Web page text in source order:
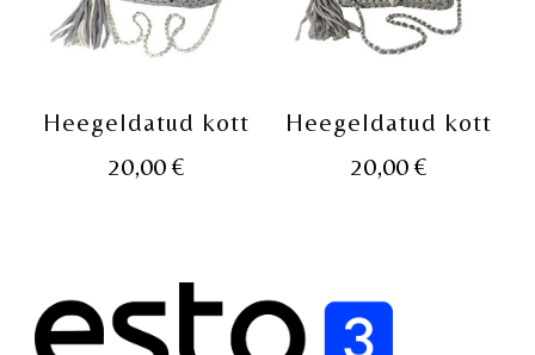
Heegeldatud kott
20,00€
Heegeldatud kott
20,00 €